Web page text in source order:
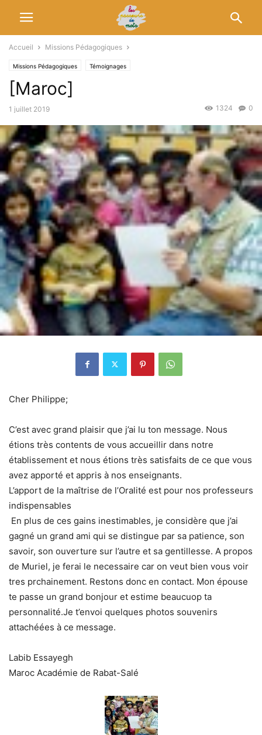
Accueil Missions Pédagogiques
Missions Pédagogiques Témoignages
[Maroc]
1 juillet 2019 0
1324
Cher Philippe;
C’est avec grand plaisir que j’ai lu ton message. Nous
étions très contents de vous accueillir dans notre
établissement et nous étions très satisfaits de ce que vous
avez apporté et appris à nos enseignants.
L’apport de la maîtrise de l’Oralité est pour nos professeurs
indispensables
En plus de ces gains inestimables, je considère que j’ai
gagné un grand ami qui se distingue par sa patience, son
savoir, son ouverture sur l’autre et sa gentillesse. A propos
de Muriel, je ferai le necessaire car on veut bien vous voir
tres prchainement. Restons donc en contact. Mon épouse
te passe un grand bonjour et estime beaucuop ta
personnalité.Je t’envoi quelques photos souvenirs
attachéées à ce message.
Labib Essayegh
Maroc Académie de Rabat-Salé